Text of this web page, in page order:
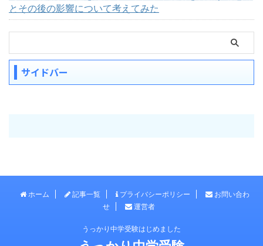
とその後の影響について考えてみた
サイドバー
ホーム 記事一覧 プライバシーポリシー
お問い合わ
せ
運営者
うっかり中学受験はじめました